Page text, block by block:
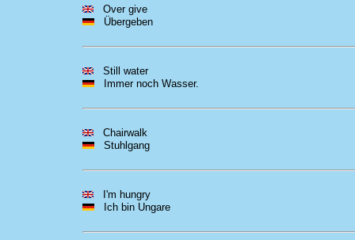
Over give
Übergeben
Still water
Immer noch Wasser.
Chairwalk
Stuhlgang
I'm hungry
Ich bin Ungare